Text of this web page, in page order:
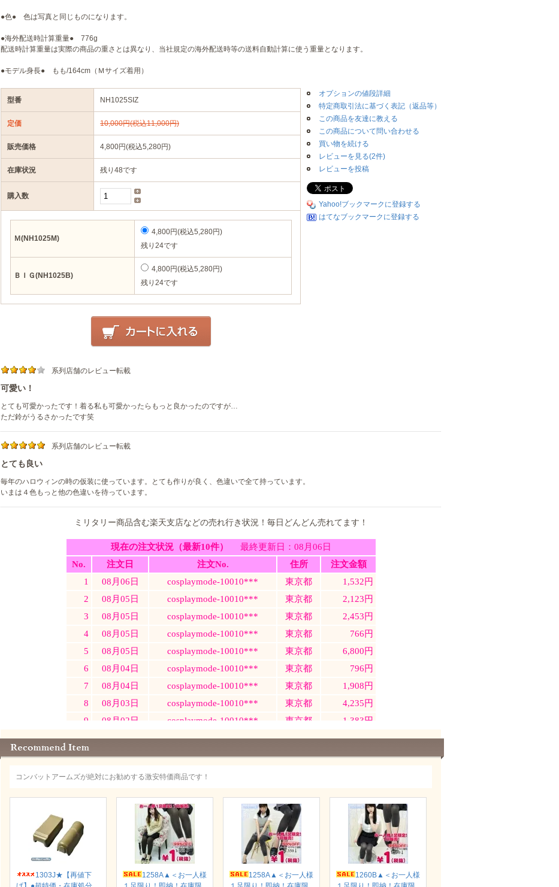
●色● 色は写真と同じものになります。
●海外配送時計算重量● 776g
配送時計算重量は実際の商品の重さとは異なり、当社規定の海外配送時等の送料自動計算に使う重量となります。
●モデル身長● もも/164cm（Ｍサイズ着用）
型番 NH1025SIZ
定価 10,000円(税込11,000円)
販売価格 4,800円(税込5,280円)
在庫状況 残り48です
購入数
Ｍ(NH1025M)
4,800円(税込5,280円)
残り24です
ＢＩＧ(NH1025B)
4,800円(税込5,280円)
残り24です
オプションの値段詳細
特定商取引法に基づく表記（返品等）
この商品を友達に教える
この商品について問い合わせる
買い物を続ける
レビューを見る(2件)
レビューを投稿
Yahoo!ブックマークに登録する
はてなブックマークに登録する
系列店舗のレビュー転載
可愛い！
とても可愛かったです！着る私も可愛かったらもっと良かったのですが…
ただ鈴がうるさかったです笑
系列店舗のレビュー転載
とても良い
毎年のハロウィンの時の仮装に使っています。とても作りが良く、色違いで全て持っています。
いまは４色もっと他の色違いを待っています。
ミリタリー商品含む楽天支店などの売れ行き状況！毎日どんどん売れてます！
コンバットアームズが絶対にお勧めする激安特価商品です！
1303J★【再値下
1258A▲＜お一人様
1258A▲＜お一人様
1260B▲＜お一人様